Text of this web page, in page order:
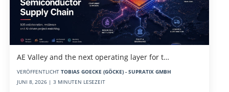
AE Valley and the next operating layer for t…
VERÖFFENTLICHT TOBIAS GOECKE (GÖCKE) - SUPRATIX GMBH
JUNI 8, 2026 | 3 MINUTEN LESEZEIT